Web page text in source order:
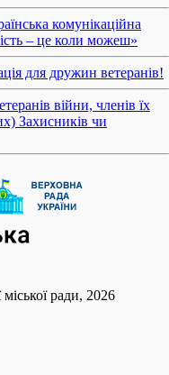
комунікаційна
– це коли можеш»
для дружин ветеранів!
війни, членів їх
Захисників чи
ради, 2026